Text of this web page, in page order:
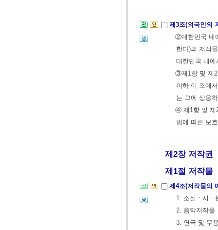
제3조(외국인의
②대한민국 내
한다)의 저작
대한민국 내
③제1항 및 제2
이하 이 조에
는 그에 상응
④ 제1항 및 제
법에 따른 보
제2장 저작권
제1절 저작물
제4조(저작물의
1. 소설ㆍ시ㆍ
2. 음악저작물
3. 연극 및 무